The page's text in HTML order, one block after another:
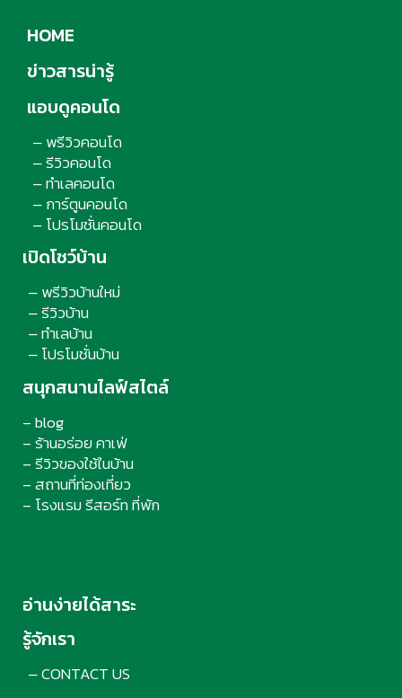
HOME
ข่าวสารน่ารู้
แอบดูคอนโด
– พรีวิวคอนโด
– รีวิวคอนโด
– ทำเลคอนโด
– การ์ตูนคอนโด
– โปรโมชั่นคอนโด
เปิดโชว์บ้าน
– พรีวิวบ้านใหม่
– รีวิวบ้าน
– ทำเลบ้าน
– โปรโมชั่นบ้าน
สนุกสนานไลฟ์สไตล์
– blog
– ร้านอร่อย คาเฟ่
– รีวิวของใช้ในบ้าน
– สถานที่ท่องเที่ยว
– โรงแรม รีสอร์ท ที่พัก
อ่านง่ายได้สาระ
รู้จักเรา
– CONTACT US